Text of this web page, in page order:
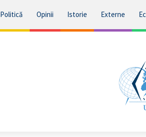
Politică Opinii Istorie Externe